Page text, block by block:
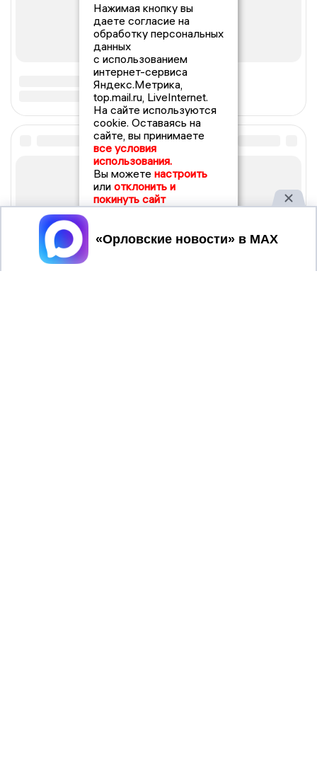
Нажимая кнопку вы
даете согласие на
обработку персональных
данных
с использованием
интернет-сервиса
Яндекс.Метрика,
top.mail.ru, LiveInternet.
На сайте используются
cookie. Оставаясь на
сайте, вы принимаете
все условия
использования.
Вы можете настроить
или отклонить и
покинуть сайт
Принять